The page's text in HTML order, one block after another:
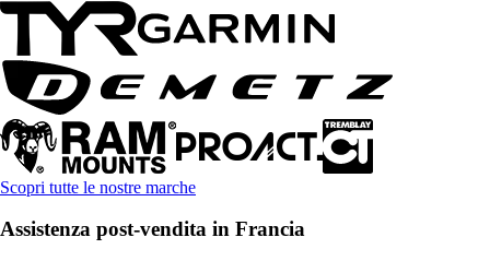
Scopri tutte le nostre marche
Assistenza post-vendita in Francia